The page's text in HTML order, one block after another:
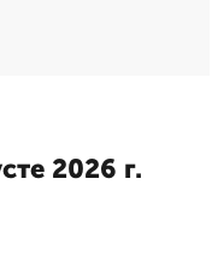
2026 г.